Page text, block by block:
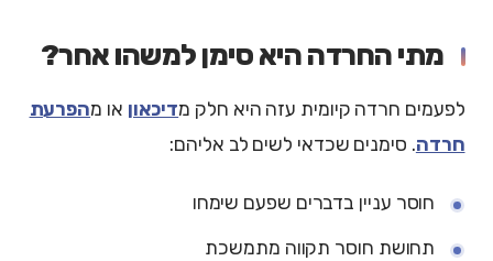
מתי החרדה היא סימן למשהו אחר?
לפעמים חרדה קיומית עזה היא חלק מדיכאון או מהפרעת
חרדה. סימנים שכדאי לשים לב אליהם:
חוסר עניין בדברים שפעם שימחו
תחושת חוסר תקווה מתמשכת